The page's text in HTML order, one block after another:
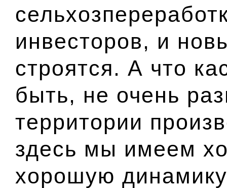
инвесторов, и
строятся. А что
быть, не очень
территории
здесь мы имеем
хорошую